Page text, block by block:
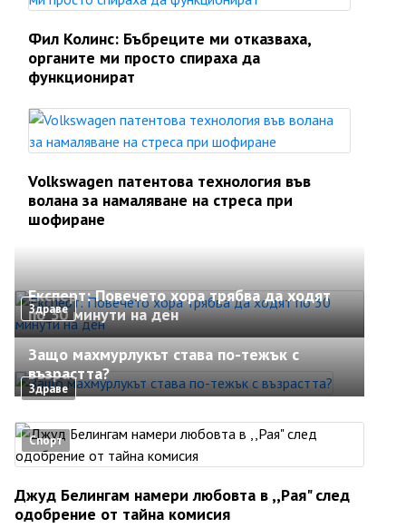
Фил Колинс: Бъбреците ми отказваха,
органите ми просто спираха да
функционират
Volkswagen патентова технология във
волана за намаляване на стреса при
шофиране
Здраве
Експерт: Повечето хора трябва да ходят
по 30 минути на ден
Здраве
Защо махмурлукът става по-тежък с
възрастта?
Спорт
Джуд Белингам намери любовта в ,,Рая" след
одобрение от тайна комисия